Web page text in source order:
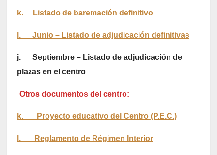
k. Listado de baremación definitivo
l. Junio – Listado de adjudicación definitivas
j. Septiembre – Listado de adjudicación de
plazas en el centro
Otros documentos del centro:
k. Proyecto educativo del Centro (P.E.C.)
l. Reglamento de Régimen Interior